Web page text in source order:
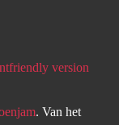
version
. Van het